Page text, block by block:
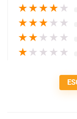
★★★★ ★
★★★ ★ ★
★★ ★ ★ ★
★ ★ ★ ★ ★